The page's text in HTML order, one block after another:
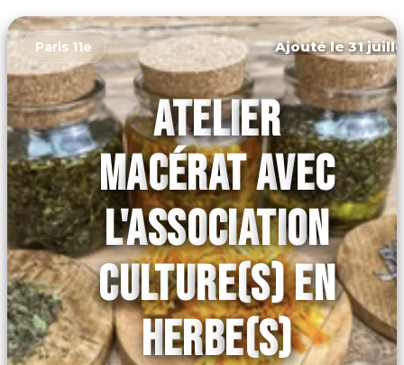
Paris 11e Ajouté le 31
ATELIER
MACÉRAT AVEC
L'ASSOCIATION
CULTURE(S) EN
HERBE(S)